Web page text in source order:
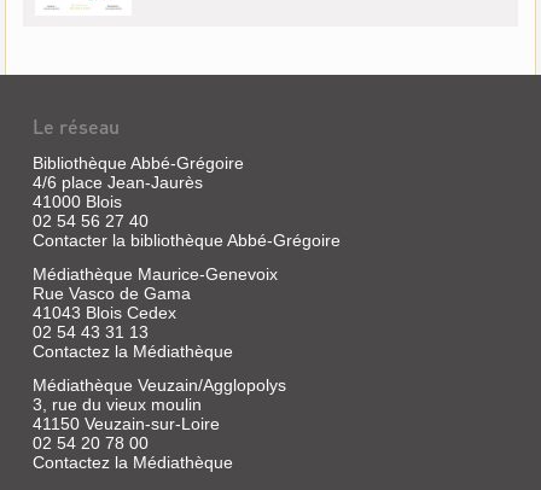
Le réseau
Bibliothèque Abbé-Grégoire
4/6 place Jean-Jaurès
41000 Blois
02 54 56 27 40
Contacter la bibliothèque Abbé-Grégoire
Médiathèque Maurice-Genevoix
Rue Vasco de Gama
41043 Blois Cedex
02 54 43 31 13
Contactez la Médiathèque
Médiathèque Veuzain/Agglopolys
3, rue du vieux moulin
41150 Veuzain-sur-Loire
02 54 20 78 00
Contactez la Médiathèque